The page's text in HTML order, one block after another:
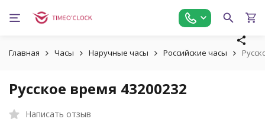
Главная Часы Наручные часы Российские часы
Русское время 43200232
Написать отзыв